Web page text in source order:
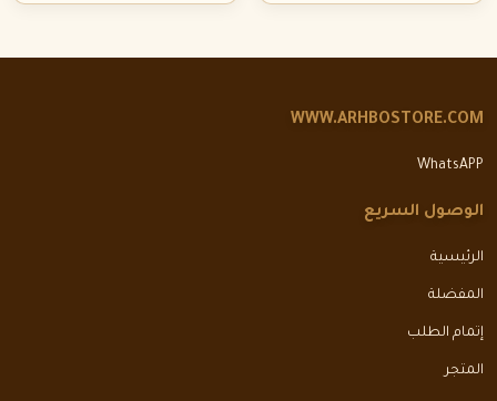
WWW.ARHBOSTORE.COM
WhatsAPP
الوصول السريع
الرئيسية
المفضلة
إتمام الطلب
المتجر